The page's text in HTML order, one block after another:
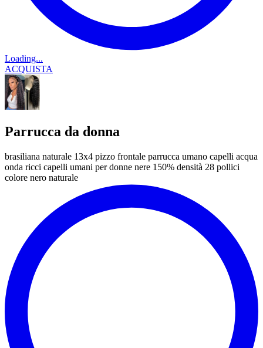
Loading...
ACQUISTA
Parrucca da donna
brasiliana naturale 13x4 pizzo frontale parrucca umano capelli acqua
onda ricci capelli umani per donne nere 150% densità 28 pollici
colore nero naturale